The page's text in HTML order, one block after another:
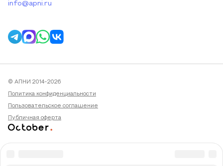
info@apni.ru
© АПНИ 2014-2026
Политика конфиденциальности
Пользовательское соглашение
Публичная оферта